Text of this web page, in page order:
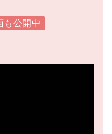
も公開中